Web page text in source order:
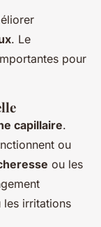
. Le
pour
capillaire.
ou
ou les
les irritations